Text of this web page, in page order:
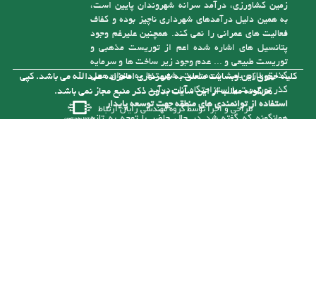
فعالیت های عمرانی را نمی کند. همچنین علیرغم وجود
پتانسیل های اشاره شده اعم از توریست مذهبی و
توریست طبیعی و ... عدم وجود زیر ساخت ها و سرمایه
گذاری لازم باعث شده است، شهر تنها به عنوان محل
گذر توریست یا استراحتگاه آنان درآید
استفاده از توانمندی های منطقه جهت توسعه پایدار
همانگونه که گفته شد در حال حاضر با توجه به تازه
تأسیس بودن شهرداری و از درآمد کافی برای رسیدگی
به مشکلات موجود در شهر برخوردار نیست، ولی با توجه
کلیه حقوق این وبسایت متعلق به شهرداری امامزاده عبدالله می باشد. کپی
هرگونه مطلب از این سایت بدون ذکر منبع مجاز نمی باشد.
طراحی و اجرا توسط گروه مهندسی رایان ارتباط